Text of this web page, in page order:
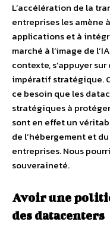
L’accélération de la
entreprises les amène
applications et à
marché à l’image de
contexte, s’appuyer
impératif stratégique.
ce besoin que les
stratégiques à
sont en effet un
de l’hébergement et
entreprises. Nous
souveraineté.
Avoir une
des datacenters